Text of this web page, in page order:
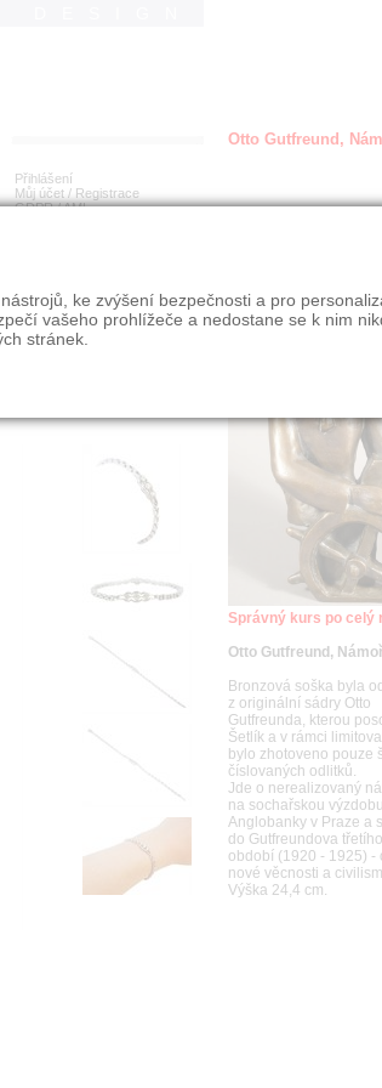
Přihlášení
Můj účet / Registrace
GDPR/AML
Otto Gutfreund,
Správný kurs po celý
Otto Gutfreund,
Bronzová soška byla
z originální sádry Otto
Gutfreunda, kterou
Šetlík a v rámci
bylo zhotoveno pouze
číslovaných odlitků.
Jde o nerealizovaný
na sochařskou
Anglobanky v Praze a
do Gutfreundova
období (1920 - 1925) -
nové věcnosti a
Výška 24,4 cm.
ke zvýšení bezpečnosti a pro
vašeho prohlížeče a nedostane se k nim
stránek.